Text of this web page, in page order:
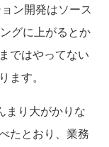
ン開発はソース
グに上がるとか
ではやってない
す。
まり大がかりな
たとおり、業務